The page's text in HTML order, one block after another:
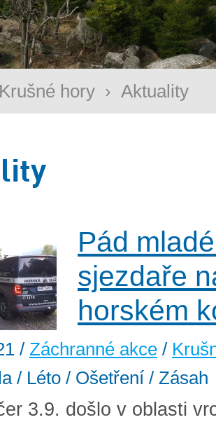
Krušné hory › Aktuality
Pád
sjezdaře
horském
/ Záchranné akce /
/ Léto / Ošetření / Zásah
3.9. došlo v oblasti